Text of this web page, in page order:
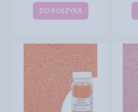
DO KOSZYKA